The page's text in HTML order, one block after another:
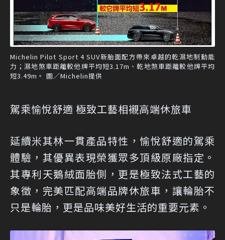
Michelin Pilot Sport 4 SUV新胎面配方帶來卓越的乾濕地制動能
力；濕地煞車距離較他牌平均短3.17m、乾地煞車距離較他牌平均
短3.49m。 圖／Michelin提供
駕乘愉悅舒適 極致工藝相襯高端休旅車
延續米其林一貫產品特性，愉悅舒適的駕乘
體驗，其優異表現榮獲眾多頂級原廠指定。
其專利天鵝絨面胎側，更是極致法式工藝的
象徵，完美匹配高端品牌休旅車，讓輪胎不
只是輪胎，更是品味美好生活的重要元素。